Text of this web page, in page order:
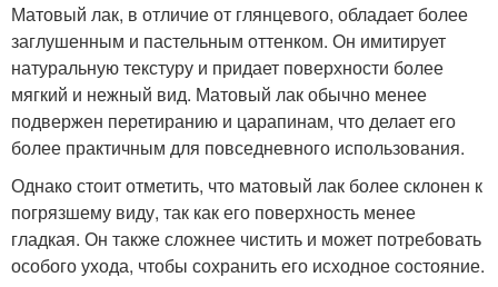
Матовый лак, в отличие от глянцевого, обладает более
заглушенным и пастельным оттенком. Он имитирует
натуральную текстуру и придает поверхности более
мягкий и нежный вид. Матовый лак обычно менее
подвержен перетиранию и царапинам, что делает его
более практичным для повседневного использования.
Однако стоит отметить, что матовый лак более склонен к
погрязшему виду, так как его поверхность менее
гладкая. Он также сложнее чистить и может потребовать
особого ухода, чтобы сохранить его исходное состояние.